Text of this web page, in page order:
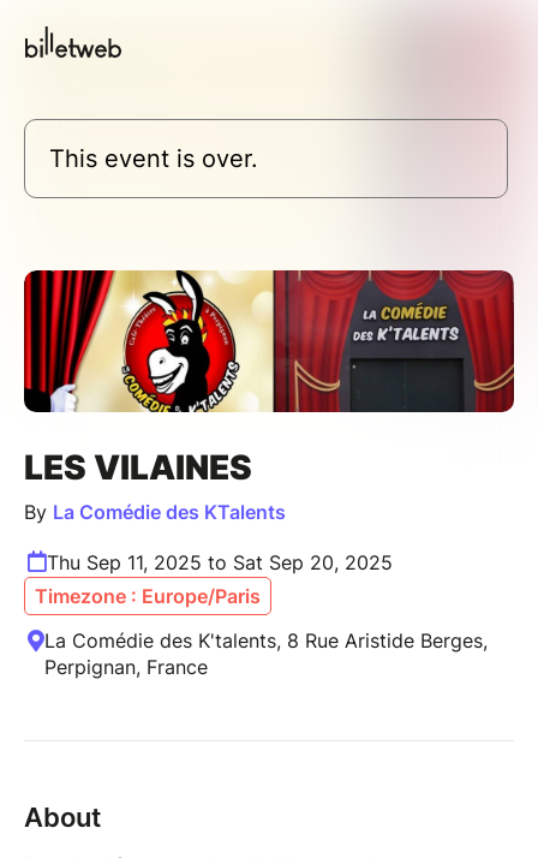
This event is over.
LES VILAINES
By La Comédie des KTalents
Thu Sep 11, 2025 to Sat Sep 20, 2025
Timezone : Europe/Paris
La Comédie des K'talents, 8 Rue Aristide Berges,
Perpignan, France
About